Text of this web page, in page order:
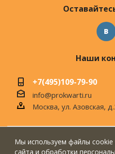
Наши
+7(495)109-79-90
info@prokwarti.ru
Москва, ул. Азовская,
© 2026 Магазин
Мы используем файлы cookie
сайта и обработки